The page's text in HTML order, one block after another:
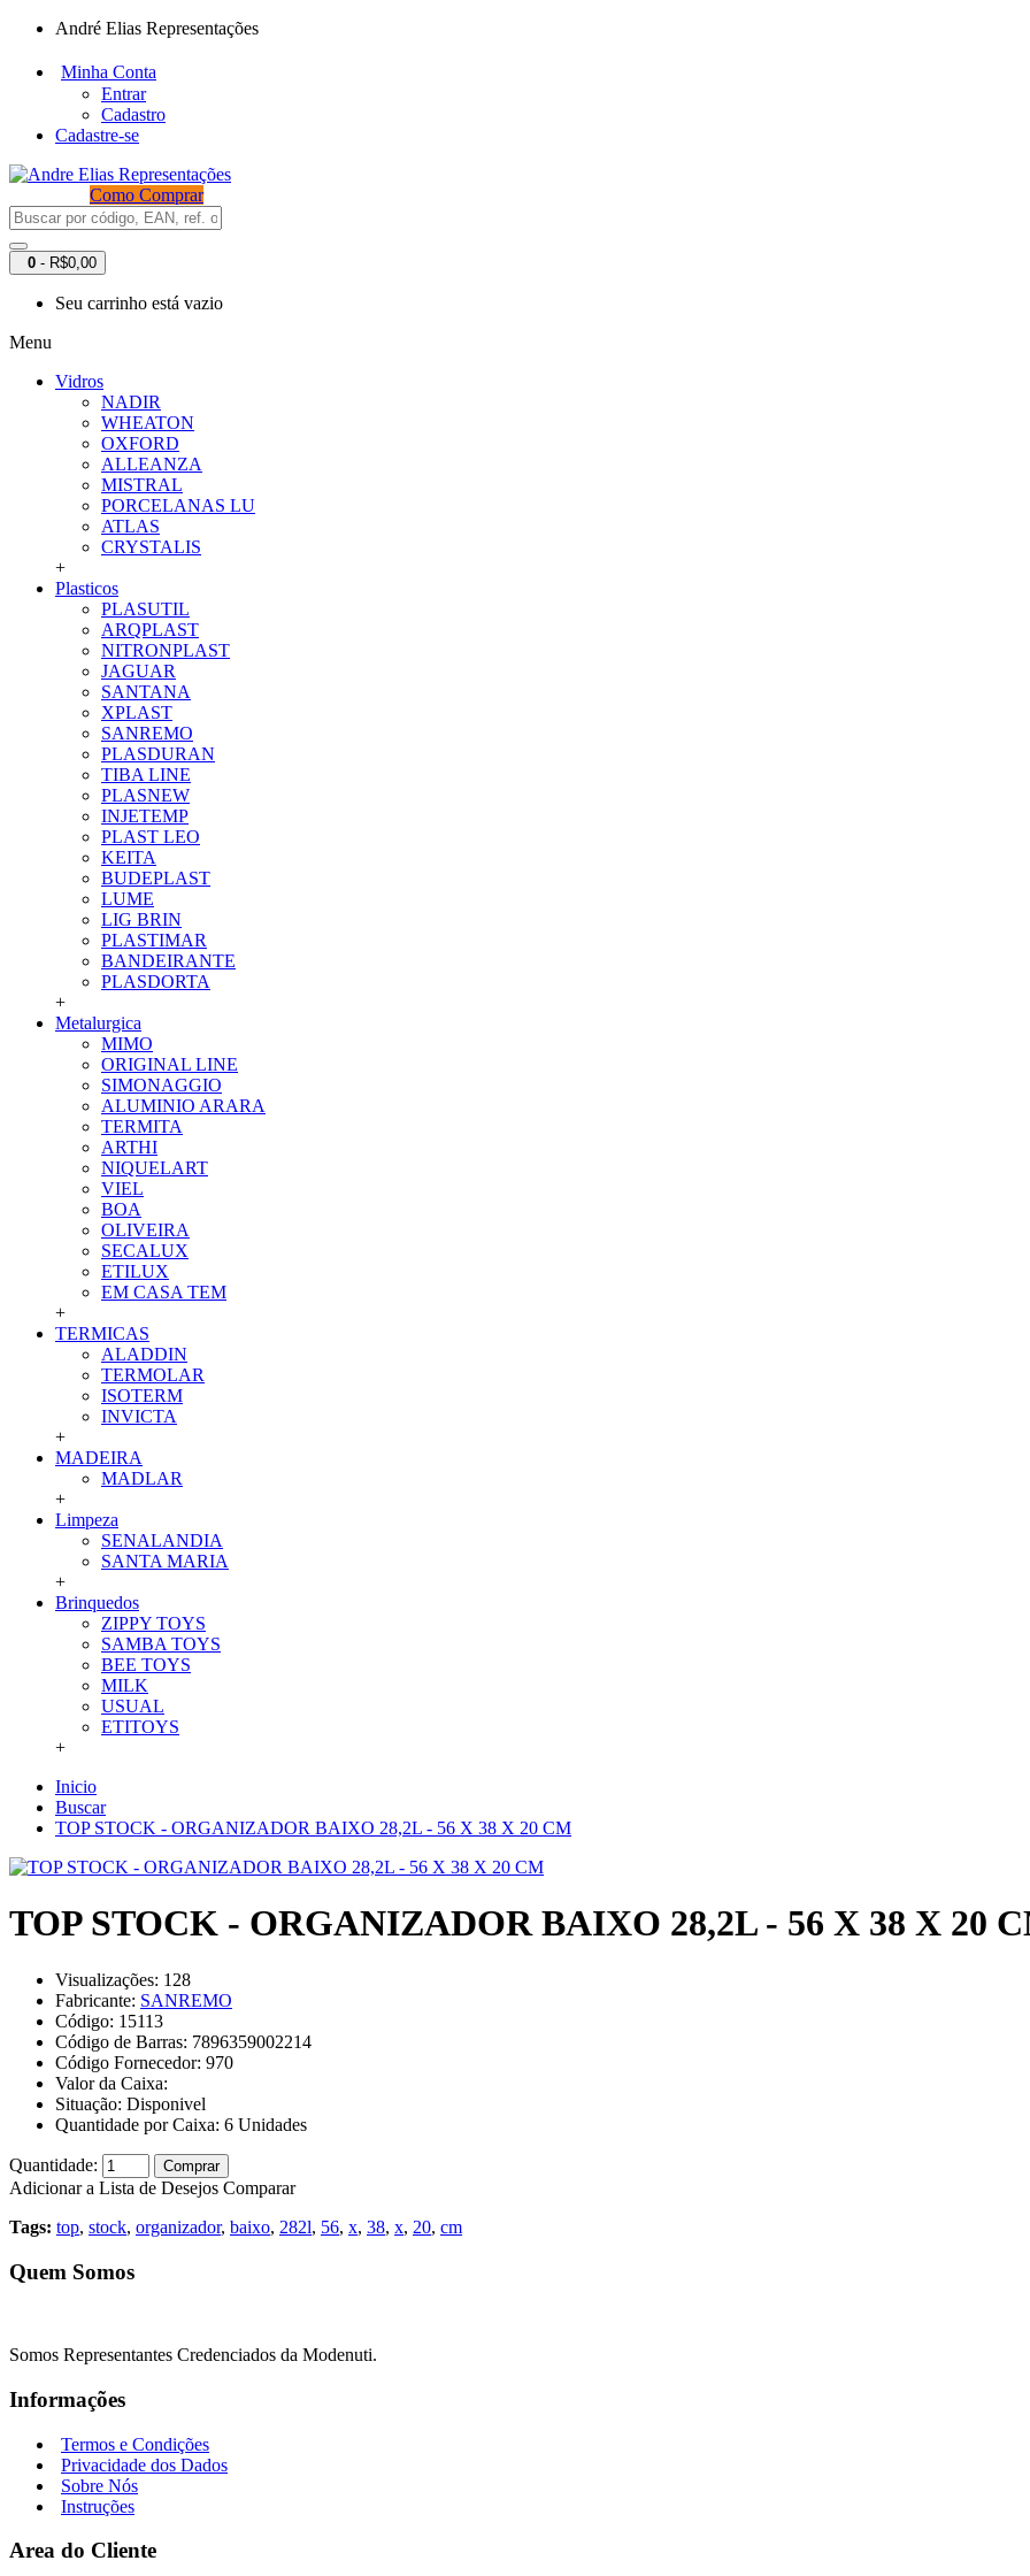
André Elias Representações
Minha Conta
Entrar
Cadastro
Cadastre-se
Como Comprar
0 - R$0,00
Seu carrinho está vazio
Menu
Vidros
NADIR
WHEATON
OXFORD
ALLEANZA
MISTRAL
PORCELANAS LU
ATLAS
CRYSTALIS
+
Plasticos
PLASUTIL
ARQPLAST
NITRONPLAST
JAGUAR
SANTANA
XPLAST
SANREMO
PLASDURAN
TIBA LINE
PLASNEW
INJETEMP
PLAST LEO
KEITA
BUDEPLAST
LUME
LIG BRIN
PLASTIMAR
BANDEIRANTE
PLASDORTA
+
Metalurgica
MIMO
ORIGINAL LINE
SIMONAGGIO
ALUMINIO ARARA
TERMITA
ARTHI
NIQUELART
VIEL
BOA
OLIVEIRA
SECALUX
ETILUX
EM CASA TEM
+
TERMICAS
ALADDIN
TERMOLAR
ISOTERM
INVICTA
+
MADEIRA
MADLAR
+
Limpeza
SENALANDIA
SANTA MARIA
+
Brinquedos
ZIPPY TOYS
SAMBA TOYS
BEE TOYS
MILK
USUAL
ETITOYS
+
Inicio
Buscar
TOP STOCK - ORGANIZADOR BAIXO 28,2L - 56 X 38 X 20 CM
TOP STOCK - ORGANIZADOR BAIXO 28,2L - 56 X 38 X 20
Visualizações: 128
Fabricante: SANREMO
Código: 15113
Código de Barras: 7896359002214
Código Fornecedor: 970
Valor da Caixa:
Situação: Disponivel
Quantidade por Caixa: 6 Unidades
Quantidade: Comprar
Adicionar a Lista de Desejos Comparar
Tags: top, stock, organizador, baixo, 282l, 56, x, 38, x, 20, cm
Quem Somos
Somos Representantes Credenciados da Modenuti.
Informações
Termos e Condições
Privacidade dos Dados
Sobre Nós
Instruções
Area do Cliente